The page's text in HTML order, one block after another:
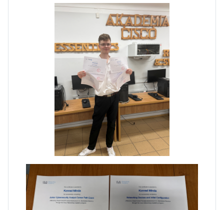
Informatycy zapraszają do
Zakończenie roku maturzystów